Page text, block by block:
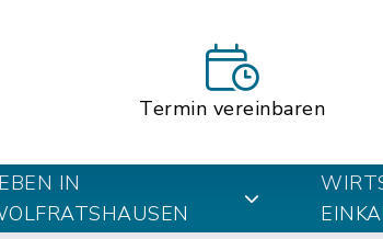
Termin vereinbaren
IN